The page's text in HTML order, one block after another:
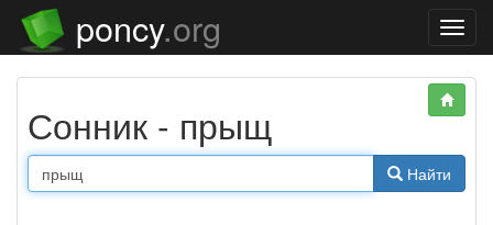
poncy.org
Сонник - прыщ
Найти